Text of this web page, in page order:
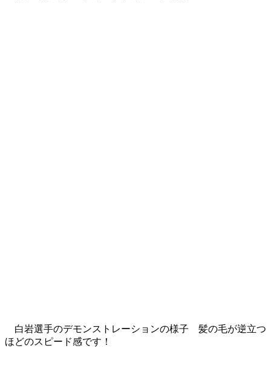
白岩選手のデモンストレーションの様子 髪の毛が逆立つ
ほどのスピード感です！